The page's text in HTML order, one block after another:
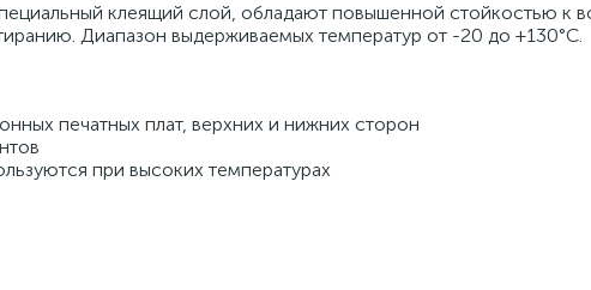
клеящий слой, обладают повышенной стойкостью к
Диапазон выдерживаемых температур от -20 до +130°С.
печатных плат, верхних и нижних сторон
при высоких температурах